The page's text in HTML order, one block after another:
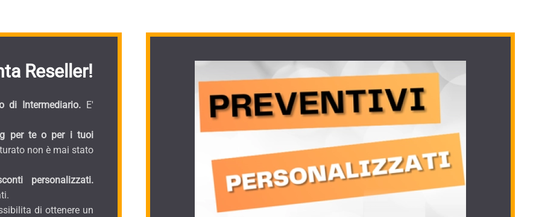
Reseller!
di Intermediario. E'
per te o per i tuoi
non è mai stato
personalizzati.
di ottenere un